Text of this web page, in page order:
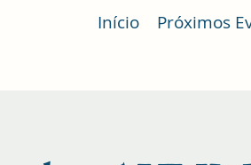
Início Próximos